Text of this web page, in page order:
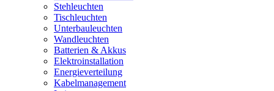
Stehleuchten
Tischleuchten
Unterbauleuchten
Wandleuchten
Batterien & Akkus
Elektroinstallation
Energieverteilung
Kabelmanagement